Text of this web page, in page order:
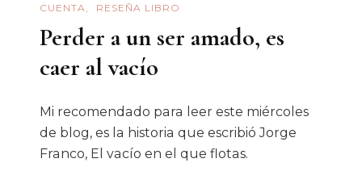
CUENTA RESEÑA LIBRO
Perder a un ser amado, es
caer al vacío
Mi recomendado para leer este miércoles
de blog, es la historia que escribió Jorge
Franco, El vacío en el que flotas.